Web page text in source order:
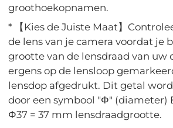
groothoekopnamen.
* 【Kies de Juiste Maat】
de lens van je camera voordat je
grootte van de lensdraad van uw
ergens op de lensloop
lensdop afgedrukt. Dit getal
door een symbool "Φ" (diameter)
Φ37 = 37 mm lensdraadgrootte.